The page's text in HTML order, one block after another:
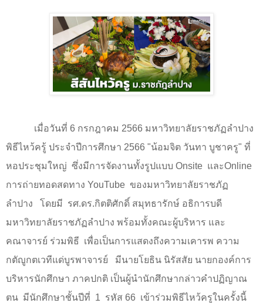
เมื่อวันที่ 6 กรกฎาคม 2566 มหาวิทยาลัยราชภัฏลำปาง
พิธีไหว้ครู้ ประจำปีการศึกษา 2566 "น้อมจิต วันทา บูชาครู" ที่
หอประชุมใหญ่ ซึ่งมีการจัดงานทั้งรูปแบบ Onsite และOnline
การถ่ายทอดสดทาง YouTube ของมหาวิทยาลัยราชภัฏ
ลำปาง
โดยมี รศ.ดร.กิตติศักดิ์ สมุทธารักษ์ อธิการบดี
มหาวิทยาลัยราชภัฏลำปาง พร้อมทั้งคณะผู้บริหาร และ
คณาจารย์ ร่วมพิธี เพื่อเป็นการแสดงถึงความเคารพ ความ
กตัญูกตเวทีแด่บูรพาจารย์
มีนายโยธิน นิรัสสัย นายกองค์การ
บริหารนักศึกษา ภาคปกติ เป็นผู้นำนักศึกษากล่าวคำปฏิญาณ
ตน มีนักศึกษาชั้นปีที่ 1 รหัส 66 เข้าร่วมพิธีไหว้ครูในครั้งนี้